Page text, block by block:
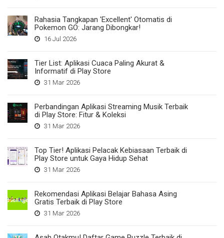
Rahasia Tangkapan 'Excellent' Otomatis di
Pokemon GO: Jarang Dibongkar!
16 Jul 2026
Tier List: Aplikasi Cuaca Paling Akurat &
Informatif di Play Store
31 Mar 2026
Perbandingan Aplikasi Streaming Musik Terbaik
di Play Store: Fitur & Koleksi
31 Mar 2026
Top Tier! Aplikasi Pelacak Kebiasaan Terbaik di
Play Store untuk Gaya Hidup Sehat
31 Mar 2026
Rekomendasi Aplikasi Belajar Bahasa Asing
Gratis Terbaik di Play Store
31 Mar 2026